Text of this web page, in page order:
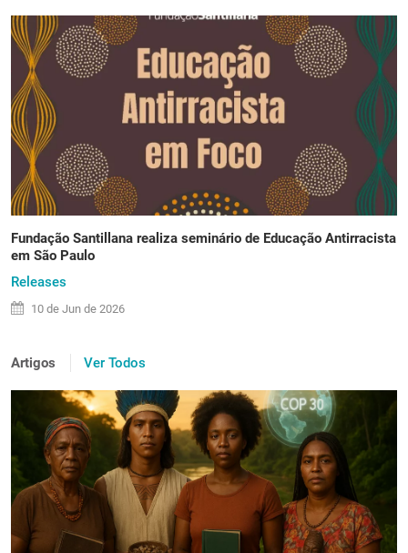
Fundação Santillana realiza seminário de Educação Antirracista
em São Paulo
Releases
10 de Jun de 2026
Artigos Ver Todos